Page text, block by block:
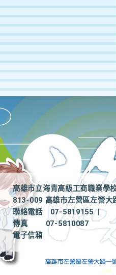
高雄市立海青高級工商職業學
813-009 高雄市左營區左營大
聯絡電話
07-5819155
|
傳真
07-5810087
電子信箱